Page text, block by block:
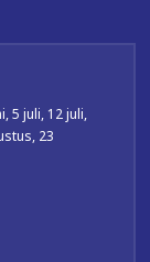
5 juli, 12 juli,
23